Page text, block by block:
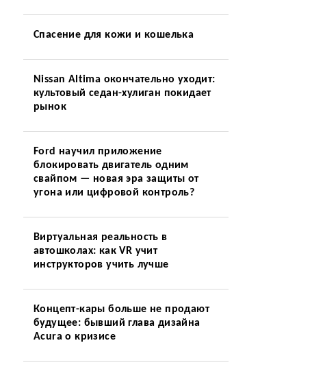
Спасение для кожи и кошелька
Nissan Altima окончательно уходит:
культовый седан-хулиган покидает
рынок
Ford научил приложение
блокировать двигатель одним
свайпом — новая эра защиты от
угона или цифровой контроль?
Виртуальная реальность в
автошколах: как VR учит
инструкторов учить лучше
Концепт-кары больше не продают
будущее: бывший глава дизайна
Acura о кризисе